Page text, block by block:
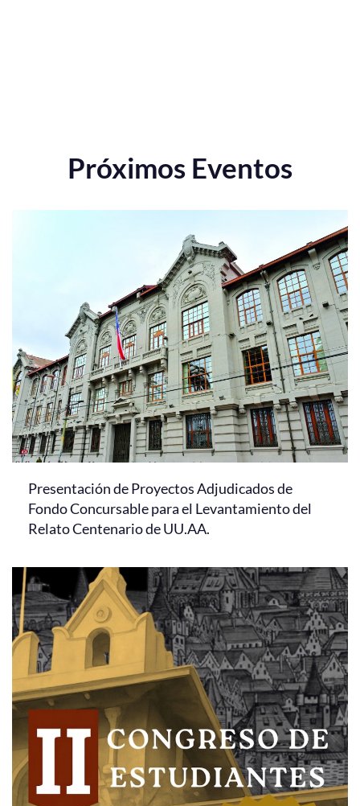
Próximos Eventos
Presentación de Proyectos Adjudicados de
Fondo Concursable para el Levantamiento del
Relato Centenario de UU.AA.